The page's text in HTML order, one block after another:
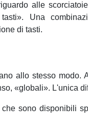
alle
». Una
di tasti.
allo stesso modo.
«globali». L'unica
sono disponibili